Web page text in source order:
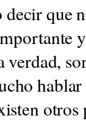
que
verdad,